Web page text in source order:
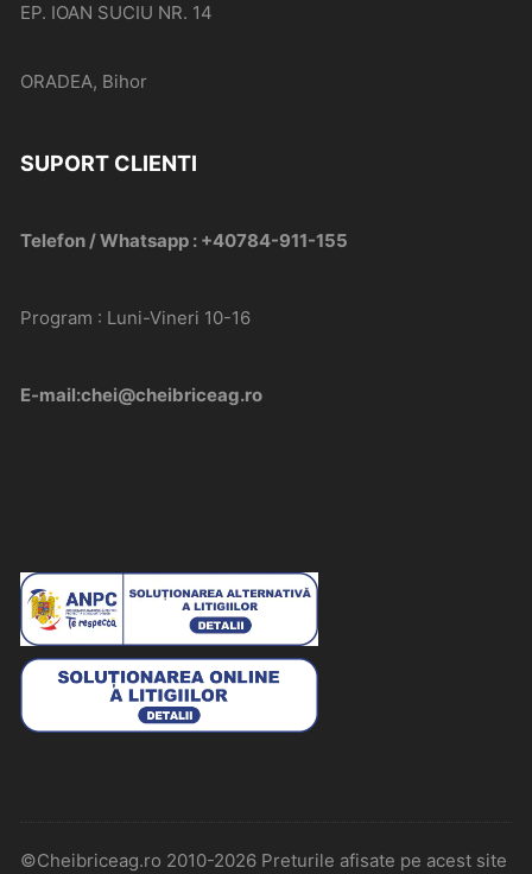
EP. IOAN SUCIU NR. 14
ORADEA, Bihor
SUPORT CLIENTI
Telefon / Whatsapp : +40784-911-155
Program : Luni-Vineri 10-16
E-mail:chei@cheibriceag.ro
©Cheibriceag.ro 2010-2026 Preturile afisate pe acest site